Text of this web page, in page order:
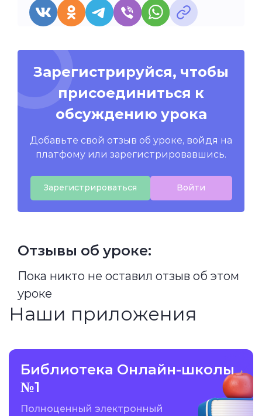
Зарегистрируйся, чтобы
присоединиться к
обсуждению урока
Добавьте свой отзыв об уроке, войдя на
платфому или зарегистрировавшись.
Зарегистрироваться Войти
Отзывы об уроке:
Пока никто не оставил отзыв об этом
уроке
Наши приложения
Библиотека Онлайн-школы
№1
Полноценный электронный